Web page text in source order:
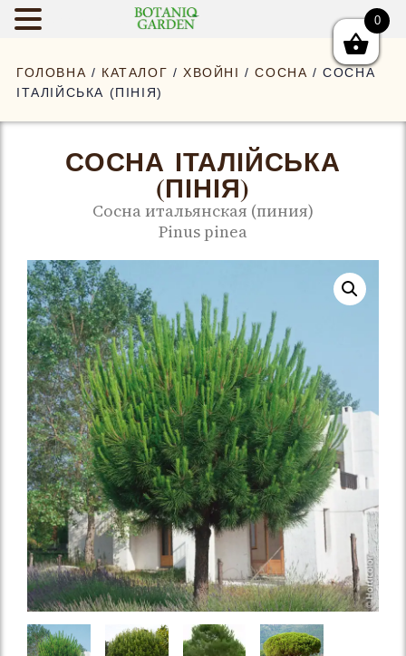
ГОЛОВНА / КАТАЛОГ /ХВОЙНІ /СОСНА / СОСНА
ІТАЛІЙСЬКА (ПІНІЯ)
СОСНА ІТАЛІЙСЬКА
(ПІНІЯ)
Сосна итальянская (пиния)
Pinus pinea
0